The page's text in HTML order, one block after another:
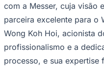
Panorama Econômico
Para Sua Empresa
Anuncie no Portal
Verificar Empresa Novo
Anunciar VagasNovo
com a Messer, cuja visão
parceira excelente para o
Wong Koh Hoi, acionista
profissionalismo e a
processo, e sua expertise